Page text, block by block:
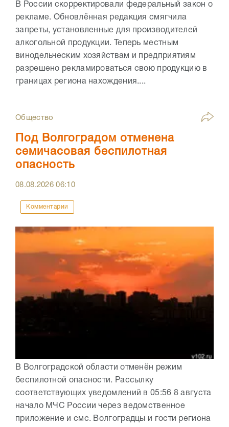
В России скорректировали федеральный закон о
рекламе. Обновлённая редакция смягчила
запреты, установленные для производителей
алкогольной продукции. Теперь местным
винодельческим хозяйствам и предприятиям
разрешено рекламироваться свою продукцию в
границах региона нахождения....
Общество
Под Волгоградом отменена
семичасовая беспилотная
опасность
08.08.202606:10
Комментарии
В Волгоградской области отменён режим
беспилотной опасности. Рассылку
соответствующих уведомлений в 05:56 8 августа
начало МЧС России через ведомственное
приложение и смс. Волгоградцы и гости региона